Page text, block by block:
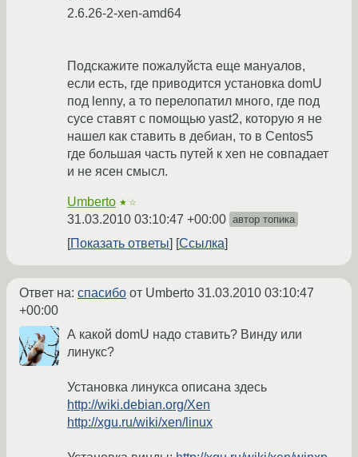
2.6.26-2-xen-amd64
Подскажите пожалуйста еще мануалов,
если есть, где приводится установка domU
под lenny, а то перелопатил много, где под
сусе ставят с помощью yast2, которую я не
нашел как ставить в дебиан, то в Centos5
где большая часть путей к xen не совпадает
и не ясен смысл.
Umberto ★☆
31.03.2010 03:10:47 +00:00 автор топика
Показать ответы Ссылка
Ответ на: спасибо от Umberto 31.03.2010 03:10:47
+00:00
А какой domU надо ставить? Винду или
линукс?
Установка линукса описана здесь
http://wiki.debian.org/Xen
http://xgu.ru/wiki/xen/linux